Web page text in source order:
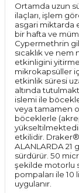
Ortamda uzun
ilaçları, işlem
asgari miktarda
bir hafta ve
Cypermethrin
sıcaklık ve
etkinligini
mikrokapsüller
etkinlik süresi
altında
islemi ile
veya tamamen
böceklerle
etkilidir.
ALANLARDA 21
sürdürür. 50
şekilde motorlu
pompaları ile
uygulanır.